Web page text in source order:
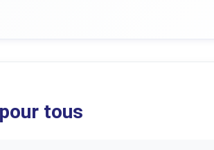
tous